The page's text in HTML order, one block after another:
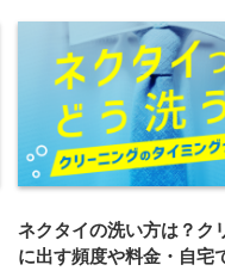
ネクタイの洗い方は？ク
に出す頻度や料金・自宅